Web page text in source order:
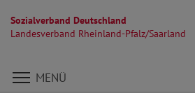
Sozialverband Deutschland
Landesverband Rheinland-Pfalz/Saarland
Direkt zu den Inhalten springen
MENÜ